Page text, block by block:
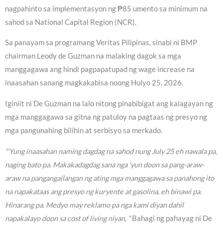
nagpahinto sa implementasyon ng ₱85 umento sa minimum na
sahod sa National Capital Region (NCR).
Sa panayam sa programang Veritas Pilipinas, sinabi ni BMP
chairman Leody de Guzman na malaking dagok sa mga
manggagawa ang hindi pagpapatupad ng wage increase na
inaasahan sanang magkakabisa noong Hulyo 25, 2026.
Iginiit ni De Guzman na lalo nitong pinabibigat ang kalagayan ng
mga manggagawa sa gitna ng patuloy na pagtaas ng presyo ng
mga pangunahing bilihin at serbisyo sa merkado.
“‘Yung inaasahan naming dagdag na sahod nung July 25 eh nawala pa,
naging bato pa. Makakadagdag sana nga ‘yun doon sa pang-araw-
araw na pangangailangan ng ating mga manggagawa sa panahong ito
na napakataas ang presyo ng kuryente at gasolina, eh binawi pa.
Hinarang pa. Medyo may reklamo pa nga kami diyan dahil
napakalayo doon sa cost of living niyan, “Bahagi ng pahayag ni De